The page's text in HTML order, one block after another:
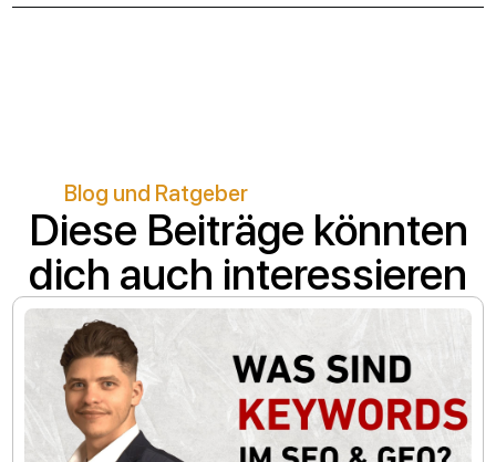
Blog und Ratgeber
Diese Beiträge könnten
dich auch interessieren